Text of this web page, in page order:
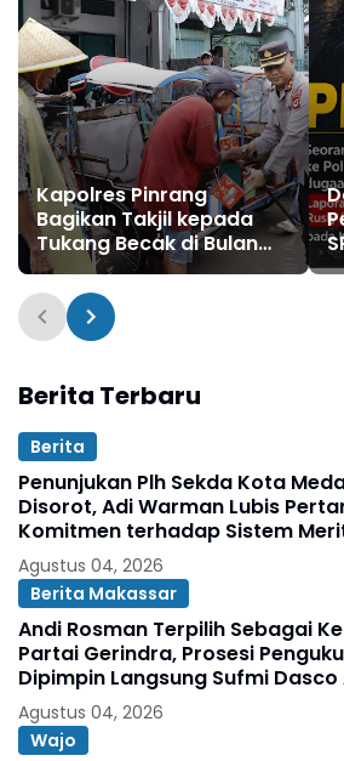
Kapolres Pinrang
Bagikan Takjil kepada
Tukang Becak di Bulan
Suci Ramadhan
Berita Terbaru
Berita
Penunjukan Plh Sekda Kota
Disorot, Adi Warman Lubis
Komitmen terhadap Sistem
Agustus 04, 2026
Berita Makassar
Andi Rosman Terpilih Sebagai
Partai Gerindra, Prosesi
Dipimpin Langsung Sufmi Dasco
Agustus 04, 2026
Wajo